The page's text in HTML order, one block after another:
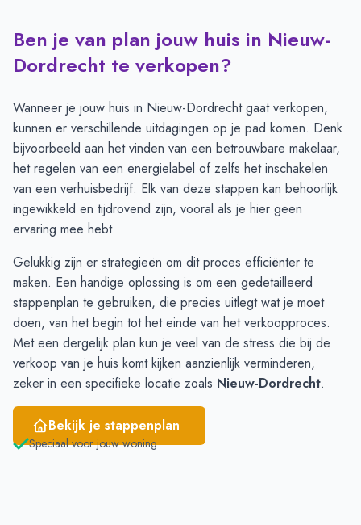
Transacties en aanmeldingen per maand - Nieuw Dordrecht
Maand
Transacties
Aanmeldingen
Juli
5
7
3
September
6
5
Oktober
7
November
6
December
Januari
3
4
Februari
3
April
7
9
Mei
8
9
Juni
8 7
Ben je van plan jouw huis in Nieuw-
Dordrecht te verkopen?
Wanneer je jouw huis in Nieuw-Dordrecht gaat verkopen,
kunnen er verschillende uitdagingen op je pad komen. Denk
bijvoorbeeld aan het vinden van een betrouwbare makelaar,
het regelen van een energielabel of zelfs het inschakelen
van een verhuisbedrijf. Elk van deze stappen kan behoorlijk
ingewikkeld en tijdrovend zijn, vooral als je hier geen
ervaring mee hebt.
Gelukkig zijn er strategieën om dit proces efficiënter te
maken. Een handige oplossing is om een gedetailleerd
stappenplan te gebruiken, die precies uitlegt wat je moet
doen, van het begin tot het einde van het verkoopproces.
Met een dergelijk plan kun je veel van de stress die bij de
verkoop van je huis komt kijken aanzienlijk verminderen,
zeker in een specifieke locatie zoals Nieuw-Dordrecht.
Bekijk je stappenplan
Speciaal voor jouw woning